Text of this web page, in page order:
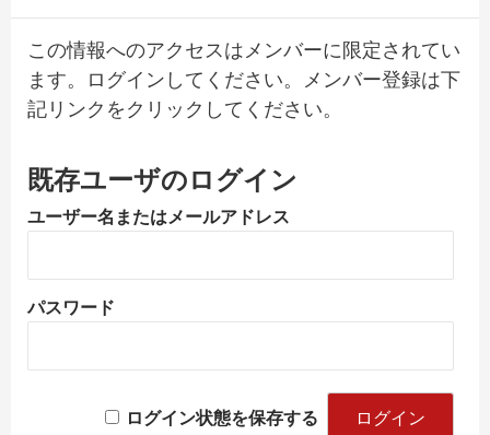
この情報へのアクセスはメンバーに限定されてい
ます。ログインしてください。メンバー登録は下
記リンクをクリックしてください。
既存ユーザのログイン
ユーザー名またはメールアドレス
パスワード
ログイン状態を保存する